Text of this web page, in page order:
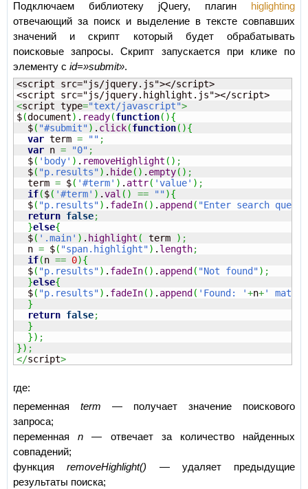
Подключаем библиотеку jQuery, плагин
higlighting
отвечающий за поиск и выделение в тексте совпавших
значений и скрипт который будет обрабатывать
поисковые запросы. Скрипт запускается при клике по
элементу с id=»submit».
<script src="js/jquery.js"></script>
<script type="text/javascript">
$(document) . ready(function( ){
  $
( "#submit") . click(function( ){
var term = "" ;
var n = "0" ;
  $
( 'body' ) . removeHighlight ( ) ;
  $
( "p.results") . hide( ) . empty( ) ;
  term
= $( '#term' ) . attr( 'value' ) ;
if($( '#term' ) .val ( ) == ""){
  $
( "p.results") . fadeIn( ) . append ( "Enter search
return false;
}else{
  $
( '.main' ) . highlight ( term ) ;
  n
= $( "span.highlight") . length;
if(n == 0){
  $
( "p.results") . fadeIn( ) . append ( "Not found") ;
}else{
  $
( "p.results") . fadeIn( ) . append ( 'Found: '+n+'
}
return false;
}
}) ;
}) ;
</script>
где:
переменная term — получает значение поискового
запроса;
переменнаяn — отвечает за количество найденных
совпадений;
функцияremoveHighlight() — удаляет предыдущие
результаты поиска;